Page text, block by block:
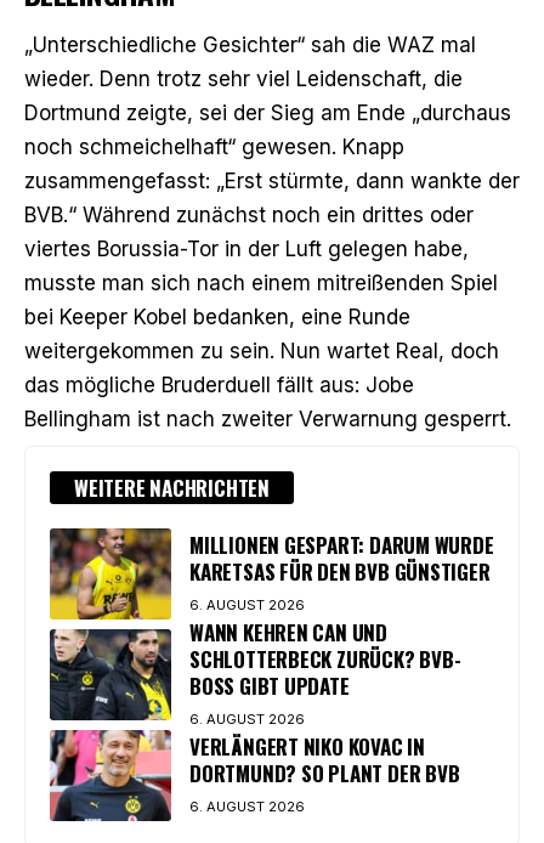
„Unterschiedliche Gesichter“ sah die WAZ mal
wieder. Denn trotz sehr viel Leidenschaft, die
Dortmund zeigte, sei der Sieg am Ende „durchaus
noch schmeichelhaft“ gewesen. Knapp
zusammengefasst: „Erst stürmte, dann wankte der
BVB.“ Während zunächst noch ein drittes oder
viertes Borussia-Tor in der Luft gelegen habe,
musste man sich nach einem mitreißenden Spiel
bei Keeper Kobel bedanken, eine Runde
weitergekommen zu sein. Nun wartet Real, doch
das mögliche Bruderduell fällt aus: Jobe
Bellingham ist nach zweiter Verwarnung gesperrt.
WEITERE NACHRICHTEN
MILLIONEN GESPART: DARUM WURDE
KARETSAS FÜR DEN BVB GÜNSTIGER
6. AUGUST 2026
WANN KEHREN CAN UND
SCHLOTTERBECK ZURÜCK? BVB-
BOSS GIBT UPDATE
6. AUGUST 2026
VERLÄNGERT NIKO KOVAC IN
DORTMUND? SO PLANT DER BVB
6. AUGUST 2026